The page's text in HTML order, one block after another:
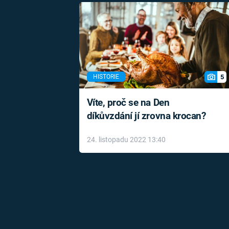
HISTORIE 5
Víte, proč se na Den
díkůvzdání jí zrovna krocan?
24. listopadu 2022 13:40